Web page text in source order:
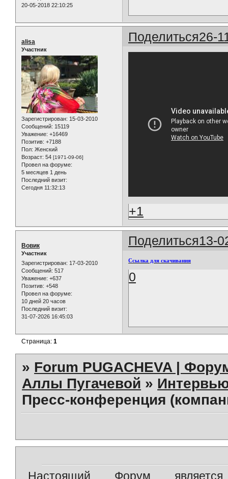
20-05-2018 22:10:25
Поделиться26-
alisa
Участник
Зарегистрирован: 15-03-2010
Сообщений: 15119
Уважение: +16469
Позитив: +7188
Пол: Женский
Возраст: 54 [1971-09-06]
Провел на форуме:
5 месяцев 1 день
Последний визит:
Сегодня 11:32:13
+1
Поделиться13-
Вовик
Участник
Зарегистрирован: 17-03-2010
Сообщений: 517
Уважение: +637
Позитив: +548
Провел на форуме:
10 дней 20 часов
Последний визит:
31-07-2026 16:45:03
Ссылка для скачивания
0
Страница:1
» Forum PUGACHEVA |
Аллы Пугачевой »
Пресс-конференция
Настоящий Форум является